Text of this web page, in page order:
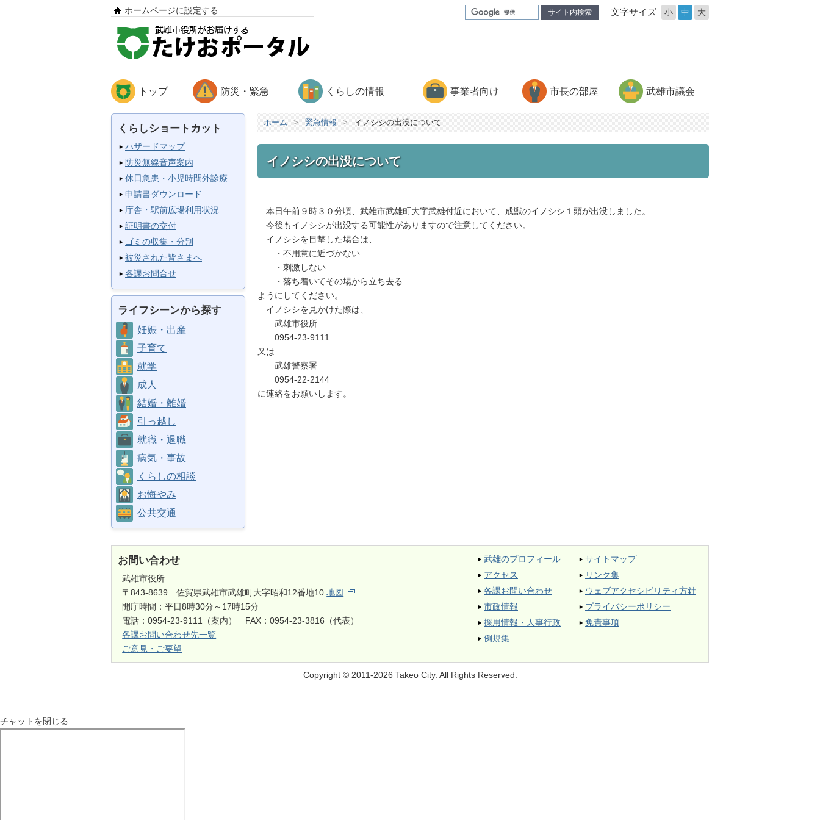
サイト内検索 文字サイズ 小 中 大
ホームページに設定する
トップ 防災・緊急 くらしの情報 事業者向け 市長の部屋 武雄市議会
くらしショートカット
ハザードマップ
防災無線音声案内
休日急患・小児時間外診療
申請書ダウンロード
庁舎・駅前広場利用状況
証明書の交付
ゴミの収集・分別
被災された皆さまへ
各課お問合せ
ライフシーンから探す
妊娠・出産
子育て
就学
成人
結婚・離婚
引っ越し
就職・退職
病気・事故
くらしの相談
お悔やみ
公共交通
ホーム > 緊急情報 > イノシシの出没について
イノシシの出没について
本日午前９時３０分頃、武雄市武雄町大字武雄付近において、成獣のイノシシ１頭が出没しました。
今後もイノシシが出没する可能性がありますので注意してください。
イノシシを目撃した場合は、
・不用意に近づかない
・刺激しない
・落ち着いてその場から立ち去る
ようにしてください。
イノシシを見かけた際は、
武雄市役所
0954-23-9111
又は
武雄警察署
0954-22-2144
に連絡をお願いします。
お問い合わせ
武雄市役所
〒843-8639 佐賀県武雄市武雄町大字昭和12番地10地図
開庁時間：平日8時30分～17時15分
電話：0954-23-9111（案内） FAX：0954-23-3816（代表）
各課お問い合わせ先一覧
ご意見・ご要望
武雄のプロフィール
アクセス
各課お問い合わせ
市政情報
採用情報・人事行政
例規集
サイトマップ
リンク集
ウェブアクセシビリティ方針
プライバシーポリシー
免責事項
Copyright © 2011-2026 Takeo City. All Rights Reserved.
チャットを閉じる